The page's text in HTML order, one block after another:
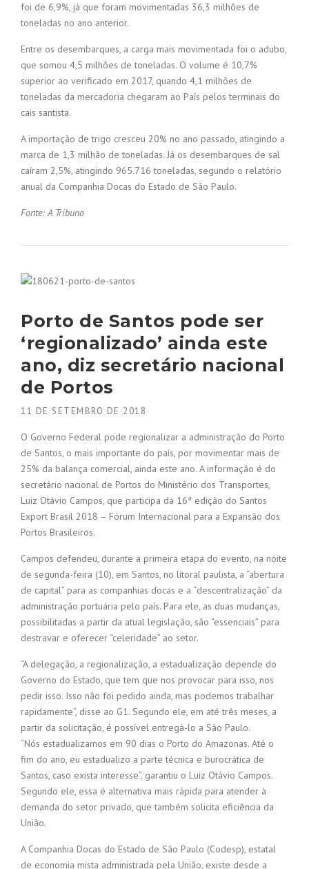
foi de 6,9%, já que foram movimentadas 36,3 milhões de
toneladas no ano anterior.
Entre os desembarques, a carga mais movimentada foi o adubo,
que somou 4,5 milhões de toneladas. O volume é 10,7%
superior ao verificado em 2017, quando 4,1 milhões de
toneladas da mercadoria chegaram ao País pelos terminais do
cais santista.
A importação de trigo cresceu 20% no ano passado, atingindo a
marca de 1,3 milhão de toneladas. Já os desembarques de sal
caíram 2,5%, atingindo 965.716 toneladas, segundo o relatório
anual da Companhia Docas do Estado de São Paulo.
Fonte: A Tribuna
Porto de Santos pode ser
‘regionalizado’ ainda este
ano, diz secretário nacional
de Portos
11 DE SETEMBRO DE 2018
O Governo Federal pode regionalizar a administração do Porto
de Santos, o mais importante do país, por movimentar mais de
25% da balança comercial, ainda este ano. A informação é do
secretário nacional de Portos do Ministério dos Transportes,
Luiz Otávio Campos, que participa da 16ª edição do Santos
Export Brasil 2018 – Fórum Internacional para a Expansão dos
Portos Brasileiros.
Campos defendeu, durante a primeira etapa do evento, na noite
de segunda-feira (10), em Santos, no litoral paulista, a “abertura
de capital” para as companhias docas e a “descentralização” da
administração portuária pelo país. Para ele, as duas mudanças,
possibilitadas a partir da atual legislação, são “essenciais” para
destravar e oferecer “celeridade” ao setor.
“A delegação, a regionalização, a estadualização depende do
Governo do Estado, que tem que nos provocar para isso, nos
pedir isso. Isso não foi pedido ainda, mas podemos trabalhar
rapidamente”, disse ao G1. Segundo ele, em até três meses, a
partir da solicitação, é possível entregá-lo a São Paulo.
“Nós estadualizamos em 90 dias o Porto do Amazonas. Até o
fim do ano, eu estadualizo a parte técnica e burocrática de
Santos, caso exista interesse”, garantiu o Luiz Otávio Campos.
Segundo ele, essa é alternativa mais rápida para atender à
demanda do setor privado, que também solicita eficiência da
União.
A Companhia Docas do Estado de São Paulo (Codesp), estatal
de economia mista administrada pela União, existe desde a